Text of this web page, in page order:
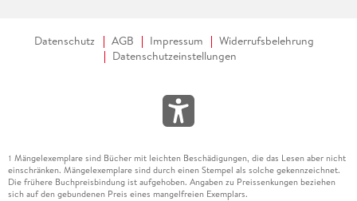
Datenschutz AGB Impressum
Widerrufsbelehrung
Datenschutzeinstellungen
1 Mängelexemplare sind Bücher mit leichten Beschädigungen, die das Lesen aber nicht
einschränken. Mängelexemplare sind durch einen Stempel als solche gekennzeichnet.
Die frühere Buchpreisbindung ist aufgehoben. Angaben zu Preissenkungen beziehen
sich auf den gebundenen Preis eines mangelfreien Exemplars.